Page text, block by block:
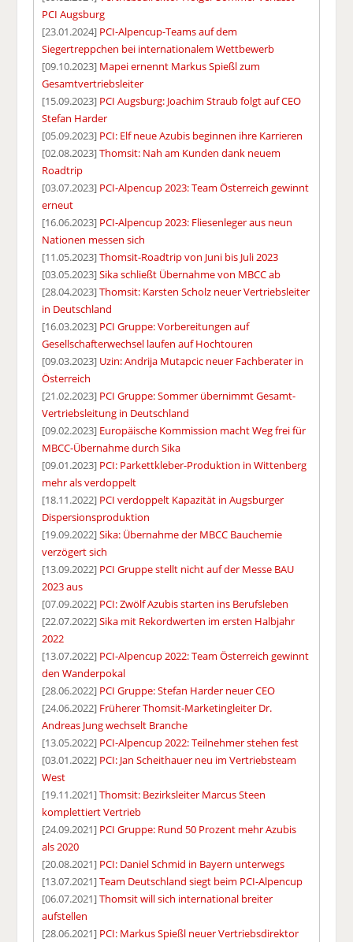
PCI Augsburg
[23.01.2024] PCI-Alpencup-Teams auf dem
Siegertreppchen bei internationalem Wettbewerb
[09.10.2023] Mapei ernennt Markus Spießl zum
Gesamtvertriebsleiter
[15.09.2023] PCI Augsburg: Joachim Straub folgt auf CEO
Stefan Harder
[05.09.2023] PCI: Elf neue Azubis beginnen ihre Karrieren
[02.08.2023]Thomsit: Nah am Kunden dank neuem
Roadtrip
[03.07.2023] PCI-Alpencup 2023: Team Österreich gewinnt
erneut
[16.06.2023] PCI-Alpencup 2023: Fliesenleger aus neun
Nationen messen sich
[11.05.2023]Thomsit-Roadtrip von Juni bis Juli 2023
[03.05.2023]Sika schließt Übernahme von MBCC ab
[28.04.2023]Thomsit: Karsten Scholz neuer Vertriebsleiter
in Deutschland
[16.03.2023] PCI Gruppe: Vorbereitungen auf
Gesellschafterwechsel laufen auf Hochtouren
[09.03.2023] Uzin: Andrija Mutapcic neuer Fachberater in
Österreich
[21.02.2023] PCI Gruppe: Sommer übernimmt Gesamt-
Vertriebsleitung in Deutschland
[09.02.2023] Europäische Kommission macht Weg frei für
MBCC-Übernahme durch Sika
[09.01.2023] PCI: Parkettkleber-Produktion in Wittenberg
mehr als verdoppelt
[18.11.2022] PCI verdoppelt Kapazität in Augsburger
Dispersionsproduktion
[19.09.2022]Sika: Übernahme der MBCC Bauchemie
verzögert sich
[13.09.2022] PCI Gruppe stellt nicht auf der Messe BAU
2023 aus
[07.09.2022] PCI: Zwölf Azubis starten ins Berufsleben
[22.07.2022]Sika mit Rekordwerten im ersten Halbjahr
2022
[13.07.2022] PCI-Alpencup 2022: Team Österreich gewinnt
den Wanderpokal
[28.06.2022] PCI Gruppe: Stefan Harder neuer CEO
[24.06.2022] Früherer Thomsit-Marketingleiter Dr.
Andreas Jung wechselt Branche
[13.05.2022] PCI-Alpencup 2022: Teilnehmer stehen fest
[03.01.2022] PCI: Jan Scheithauer neu im Vertriebsteam
West
[19.11.2021]Thomsit: Bezirksleiter Marcus Steen
komplettiert Vertrieb
[24.09.2021] PCI Gruppe: Rund 50 Prozent mehr Azubis
als 2020
[20.08.2021] PCI: Daniel Schmid in Bayern unterwegs
[13.07.2021]Team Deutschland siegt beim PCI-Alpencup
[06.07.2021]Thomsit will sich international breiter
aufstellen
[28.06.2021] PCI: Markus Spießl neuer Vertriebsdirektor